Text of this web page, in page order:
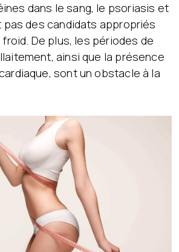
dans le sang, le psoriasis et
des candidats appropriés
De plus, les périodes de
ainsi que la présence
sont un obstacle à la